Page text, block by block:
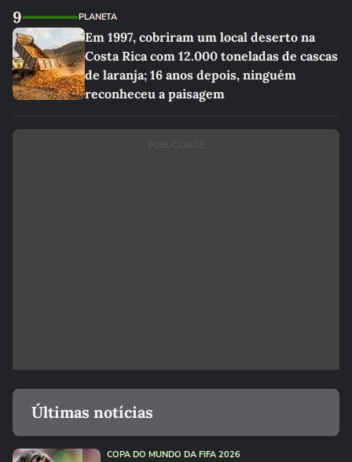
9 PLANETA
Em 1997, cobriram um local deserto na
Costa Rica com 12.000 toneladas de cascas
de laranja; 16 anos depois, ninguém
reconheceu a paisagem
PUBLICIDADE
Últimas notícias
COPA DO MUNDO DA FIFA 2026